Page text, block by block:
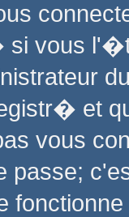
vous
et
vous
passe;